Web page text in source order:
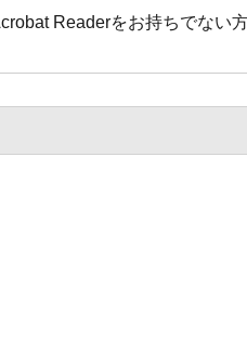
Readerをお持ちでない